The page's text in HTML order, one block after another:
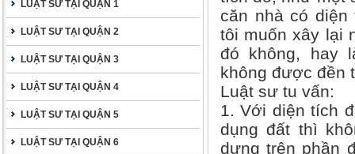
LUẬT SƯ TẠI QUẬN 1
LUẬT SƯ TẠI QUẬN 2
LUẬT SƯ TẠI QUẬN 3
LUẬT SƯ TẠI QUẬN 4
LUẬT SƯ TẠI QUẬN 5
LUẬT SƯ TẠI QUẬN 6
căn nhà có
tôi muốn xây lại
đó không, hay
không được đền
Luật sư tu vấn:
1. Với diện tích
dụng đất thì
dựng trên phần